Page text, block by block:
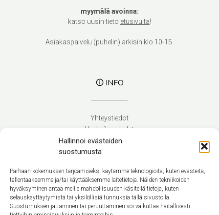
Hallinnoi evästeiden
suostumusta
Parhaan kokemuksen tarjoamiseksi käytämme teknologioita, kuten evästeitä,
tallentaaksemme ja/tai käyttääksemme laitetietoja. Näiden tekniikoiden
hyväksyminen antaa meille mahdollisuuden käsitellä tietoja, kuten
selauskäyttäytymistä tai yksilöllisiä tunnuksia tällä sivustolla.
Suostumuksen jättäminen tai peruuttaminen voi vaikuttaa haitallisesti
myymälä avoinna:
katso uusin tieto etusivulta!
Asiakaspalvelu (puhelin) arkisin klo 10-15.
🛈 INFO
Yhteystiedot
Verhoilupalvelut
Toimitusehdot
Tietosuojaseloste
Suomi